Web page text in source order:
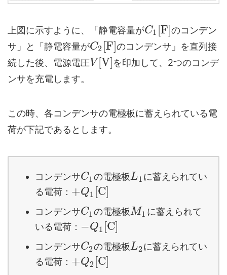
上図に示すように、「静電容量がC1 [F]のコンデン
サ」と「静電容量がC2 [F]のコンデンサ」を直列接
続した後、電源電圧V [V] を印加して、2つのコンデ
ンサを充電します。
この時、各コンデンサの電極板に蓄えられている電
荷が下記であるとします。
コンデンサC1の電極板L1 に蓄えられてい
る電荷： +Q1 C
コンデンサC1の電極板M1 に蓄えられて
いる電荷： −Q1 C
コンデンサC2の電極板L2に蓄えられてい
る電荷： +Q2 C